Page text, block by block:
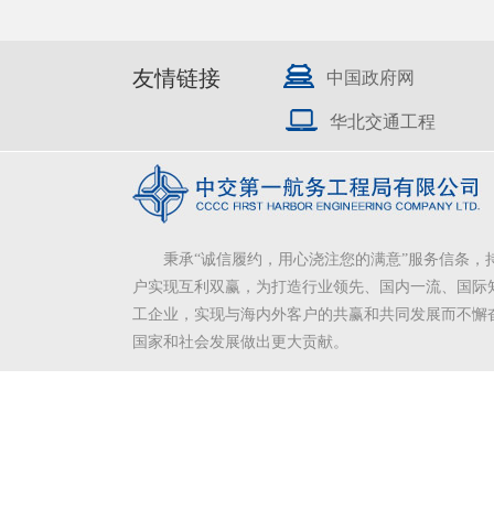
友情链接 中国政府网
华北交通工程
秉承“诚信履约，用心浇注您的满意”服务信条，
户实现互利双赢，为打造行业领先、国内一流、国际
工企业，实现与海内外客户的共赢和共同发展而不懈
国家和社会发展做出更大贡献。